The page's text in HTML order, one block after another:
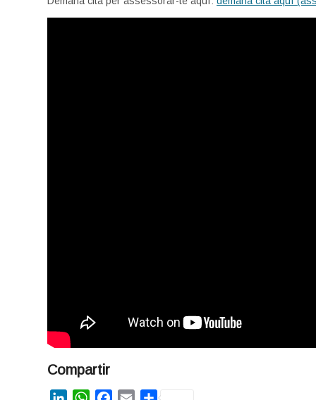
Compartir
LinkedInWhatsAppFacebook
EmailShare